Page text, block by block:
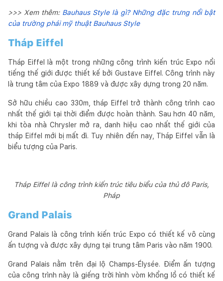
>>> Xem thêm: Bauhaus Style là gì? Những đặc trưng nổi bật
của trường phái mỹ thuật Bauhaus Style
Tháp Eiffel
Tháp Eiffel là một trong những công trình kiến trúc Expo nổi
tiếng thế giới được thiết kế bởi Gustave Eiffel. Công trình này
là trung tâm của Expo 1889 và được xây dựng trong 20 năm.
Sở hữu chiều cao 330m, tháp Eiffel trở thành công trình cao
nhất thế giới tại thời điểm được hoàn thành. Sau hơn 40 năm,
khi tòa nhà Chrysler mở ra, danh hiệu cao nhất thế giới của
tháp Eiffel mới bị mất đi. Tuy nhiên đến nay, Tháp Eiffel vẫn là
biểu tượng của Paris.
Tháp Eiffel là công trình kiến trúc tiêu biểu của thủ đô Paris,
Pháp
Grand Palais
Grand Palais là công trình kiến trúc Expo có thiết kế vô cùng
ấn tượng và được xây dựng tại trung tâm Paris vào năm 1900.
Grand Palais nằm trên đại lộ Champs-Élysée. Điểm ấn tượng
của công trình này là giếng trời hình vòm khổng lồ có thiết kế